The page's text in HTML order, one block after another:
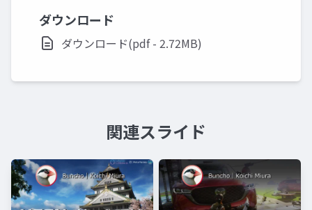
ダウンロード
ダウンロード(pdf - 2.72MB)
関連スライド